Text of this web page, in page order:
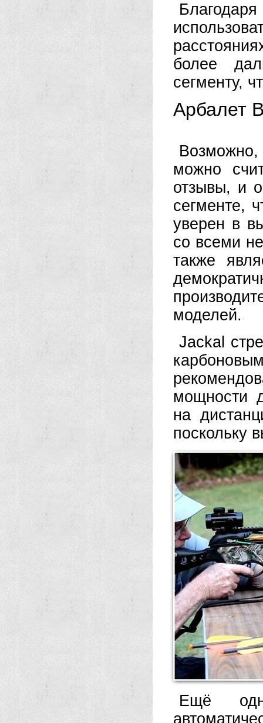
более
сегменту,
Арбалет
можно
отзывы, и
сегменте,
уверен в
со всеми
также
моделей.
Jackal
мощности
на
поскольку
Ещё